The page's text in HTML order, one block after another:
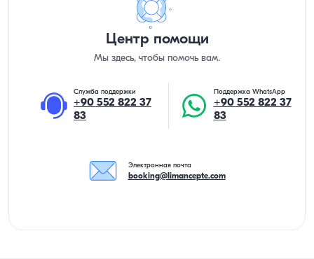
Центр помощи
Мы здесь, чтобы помочь вам.
Служба поддержки
+90 552 822 37
83
Поддержка WhatsApp
+90 552 822 37
83
Электронная почта
booking@limancepte.com